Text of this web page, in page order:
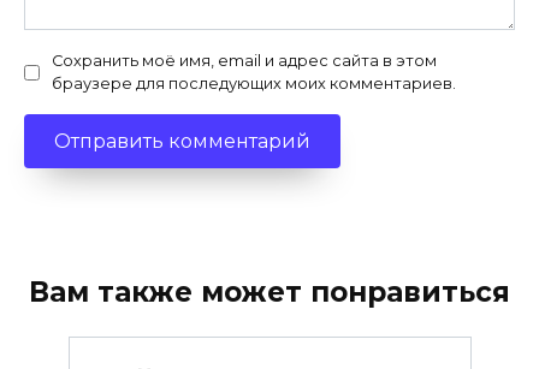
Сохранить моё имя, email и адрес сайта в этом
браузере для последующих моих комментариев.
Вам также может понравиться